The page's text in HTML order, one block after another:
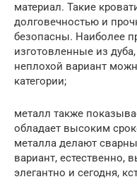
материал. Такие
долговечностью и
безопасны. Наиболее
изготовленные из
неплохой вариант
категории;
металл также
обладает высоким
металла делают
вариант, естественно,
элегантно и сегодня,